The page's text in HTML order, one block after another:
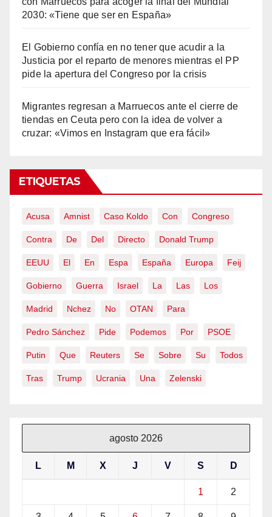
2030: «Tiene que ser en España»
El Gobierno confía en no tener que acudir a la
Justicia por el reparto de menores mientras el PP
pide la apertura del Congreso por la crisis
Migrantes regresan a Marruecos ante el cierre de
tiendas en Ceuta pero con la idea de volver a
cruzar: «Vimos en Instagram que era fácil»
ETIQUETAS
Acusa Amnist Caso Koldo Con Congreso
Contra De Del Directo Donald Trump
EEUU El En Espa España Europa Feij
Gobierno Guerra Israel La Las Los
Madrid Nchez No OTAN Para
Pedro Sánchez Pide Podemos Por PSOE
Putin Que Reuters Se Sobre Su Todos
Tras Trump Ucrania Una Zelenski
agosto 2026
L M X J V S D
1 2